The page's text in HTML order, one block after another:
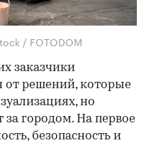
/ FOTODOM
заказчики
от решений, которые
но
городом. На первое
безопасность и